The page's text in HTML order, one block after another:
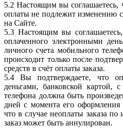
5.2 Настоящим вы
оплаты не подлежит изменению
на Сайте.
5.3 Настоящим вы
оплаченного электронными
личного счета мобильного
происходит только после
средств в счёт оплаты заказа.
5.4 Вы подтверждаете, что
деньгами, банковской картой,
телефона должна быть
дней с момента его оформления
что в случае неоплаты заказа по
заказ может быть аннулирован.